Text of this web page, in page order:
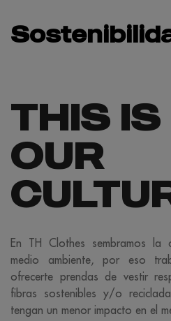
THIS IS
OUR
En TH Clothes sembramos la
medio ambiente, por eso
ofrecerte prendas de vestir
fibras sostenibles y/o
tengan un menor impacto en el